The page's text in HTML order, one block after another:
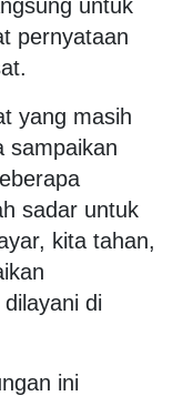
untuk
pernyataan
yang masih
sampaikan
sadar untuk
kita tahan,
di
ini